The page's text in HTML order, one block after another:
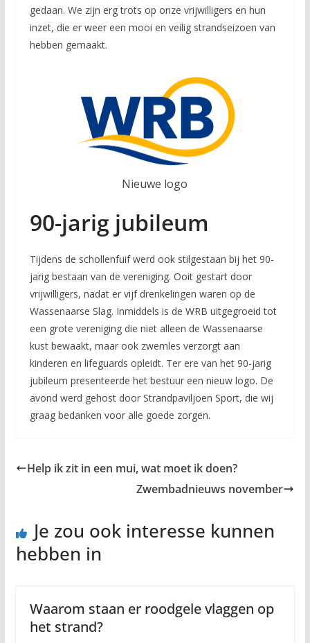
gedaan. We zijn erg trots op onze vrijwilligers en hun
inzet, die er weer een mooi en veilig strandseizoen van
hebben gemaakt.
Nieuwe logo
90-jarig jubileum
Tijdens de schollenfuif werd ook stilgestaan bij het 90-
jarig bestaan van de vereniging. Ooit gestart door
vrijwilligers, nadat er vijf drenkelingen waren op de
Wassenaarse Slag. Inmiddels is de WRB uitgegroeid tot
een grote vereniging die niet alleen de Wassenaarse
kust bewaakt, maar ook zwemles verzorgt aan
kinderen en lifeguards opleidt. Ter ere van het 90-jarig
jubileum presenteerde het bestuur een nieuw logo. De
avond werd gehost door Strandpaviljoen Sport, die wij
graag bedanken voor alle goede zorgen.
Help ik zit in een mui, wat moet ik doen?
Zwembadnieuws november
Je zou ook interesse kunnen
hebben in
Waarom staan er roodgele vlaggen op
het strand?